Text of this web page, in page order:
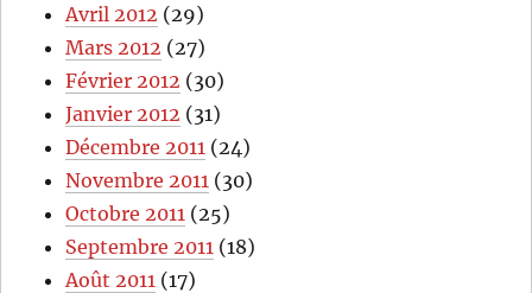
Avril 2012 (29)
Mars 2012 (27)
Février 2012 (30)
Janvier 2012 (31)
Décembre 2011 (24)
Novembre 2011 (30)
Octobre 2011 (25)
Septembre 2011 (18)
Août 2011 (17)